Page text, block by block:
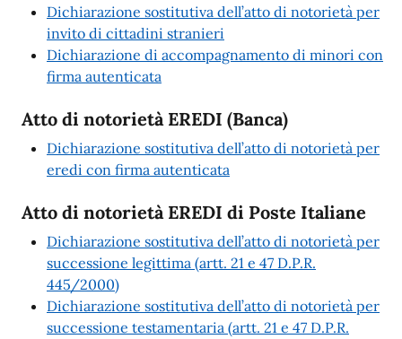
Dichiarazione sostitutiva dell’atto di notorietà per
invito di cittadini stranieri
Dichiarazione di accompagnamento di minori con
firma autenticata
Atto di notorietà EREDI (Banca)
Dichiarazione sostitutiva dell’atto di notorietà per
eredi con firma autenticata
Atto di notorietà EREDI di Poste Italiane
Dichiarazione sostitutiva dell’atto di notorietà per
successione legittima (artt. 21 e 47 D.P.R.
445/2000)
Dichiarazione sostitutiva dell’atto di notorietà per
successione testamentaria (artt. 21 e 47 D.P.R.